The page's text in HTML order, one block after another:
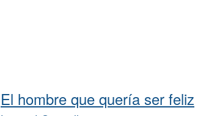
El hombre que quería ser feliz